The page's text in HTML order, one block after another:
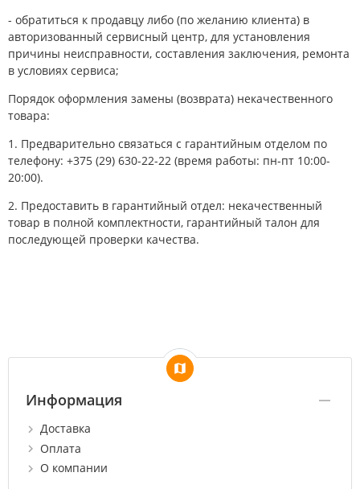
- обратиться к продавцу либо (по желанию клиента) в
авторизованный сервисный центр, для установления
причины неисправности, составления заключения, ремонта
в условиях сервиса;
Порядок оформления замены (возврата) некачественного
товара:
1. Предварительно связаться с гарантийным отделом по
телефону: +375 (29) 630-22-22 (время работы: пн-пт 10:00-
20:00).
2. Предоставить в гарантийный отдел: некачественный
товар в полной комплектности, гарантийный талон для
последующей проверки качества.
Информация
Доставка
Оплата
О компании